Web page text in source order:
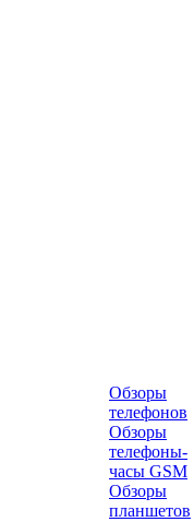
Обзоры
телефонов
Обзоры
телефоны-
часы GSM
Обзоры
планшетов